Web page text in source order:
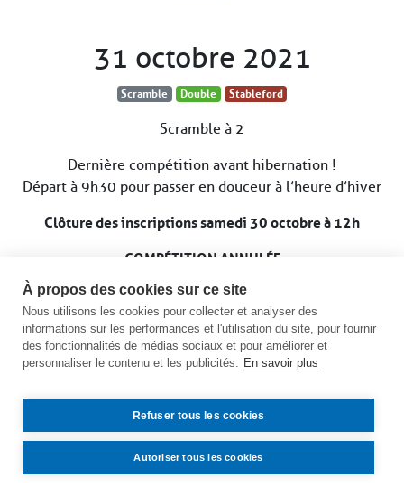
31 octobre 2021
Scramble Double Stableford
Scramble à 2
Dernière compétition avant hibernation !
Départ à 9h30 pour passer en douceur à l’heure d’hiver
Clôture des inscriptions samedi 30 octobre à 12h
COMPÉTITION ANNULÉE
Voir le calendrier des compétitions
À propos des cookies sur ce site
Nous utilisons les cookies pour collecter et analyser des
informations sur les performances et l'utilisation du site, pour fournir
des fonctionnalités de médias sociaux et pour améliorer et
personnaliser le contenu et les publicités. En savoir plus
Refuser tous les cookies
Autoriser tous les cookies